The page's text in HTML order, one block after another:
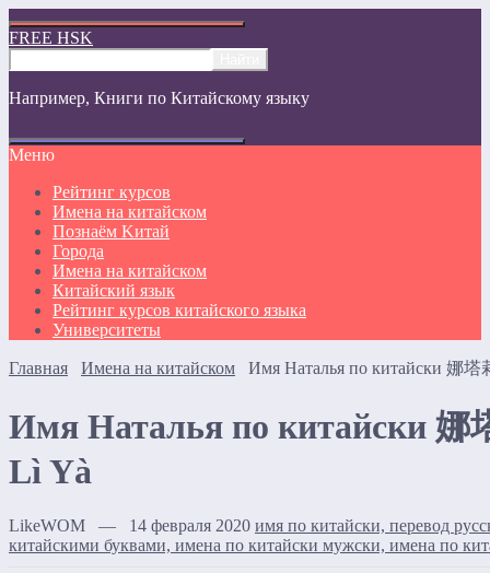
FREE HSK
Например, Книги по Китайскому языку
Меню
Рейтинг курсов
Имена на китайском
Познаём Kитай
Города
Имена на китайском
Китайский язык
Рейтинг курсов китайского языка
Университеты
Главная Имена на китайском Имя Наталья по китайски 娜塔
Имя Наталья по китайски 娜
Lì Yà
LikeWOM — 14 февраля 2020 имя по китайски, перевод
китайскими буквами, имена по китайски мужски, имена по